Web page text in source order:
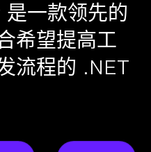
一款领先的
希望提高工
流程的 .NET